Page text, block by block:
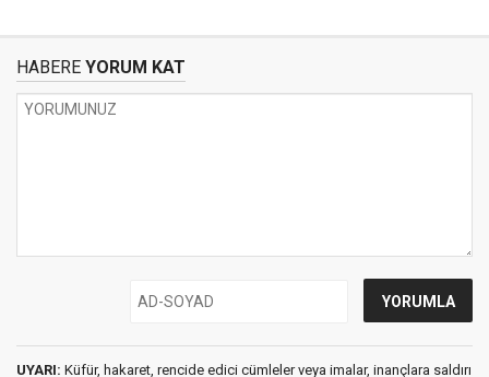
HABERE YORUM KAT
UYARI: Küfür, hakaret, rencide edici cümleler veya imalar, inançlara saldırı